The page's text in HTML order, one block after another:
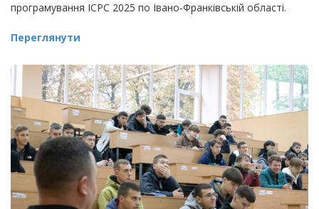
програмування ICPC 2025 по Івано-Франківській області.
Переглянути